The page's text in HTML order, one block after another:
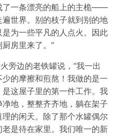
了一条漂亮的船上的主桅——
世界。别的枝子就到别的地
为一些平凡的人点火。因此
房里来了。”
旁边的老铁罐说，“我一出
的摩擦和煎熬！我做的是一
这屋子里的第一件工作。我
地，整整齐齐地，躺在架子
的闲天。除了那个水罐偶尔
是待在家里。我们唯一的新